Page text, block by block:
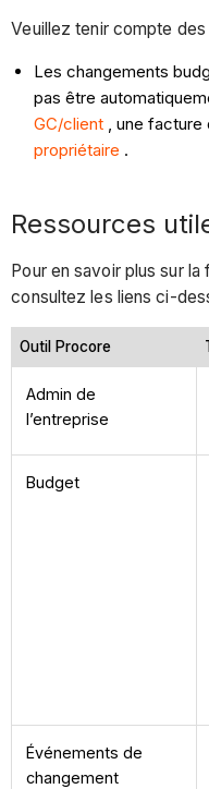
Veuillez tenir compte
Les changements
pas être
GC/client , une
propriétaire .
Ressources
Pour en savoir plus sur
consultez les liens ci-
Outil Procore
Admin de
l’entreprise
Budget
Événements de
changement